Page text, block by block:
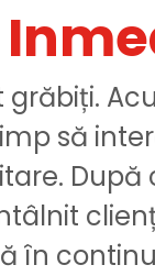
grăbiți.
să
în